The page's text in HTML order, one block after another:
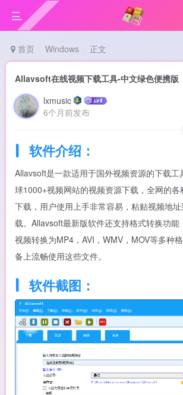
首页 Windows 正文
Allavsoft在线视频下载工具-中文绿色便携版
lxmusic
6个月前发布
软件介绍：
Allavsoft是一款适用于国外视频资源的下载工
球1000+视频网站的视频资源下载，全网的各
下载，用户使用上手非常容易，粘贴视频地
载。Allavsoft最新版软件还支持格式转换功能
视频转换为MP4，AVI，WMV，MOV等多种
备上流畅使用这些文件。
软件截图：